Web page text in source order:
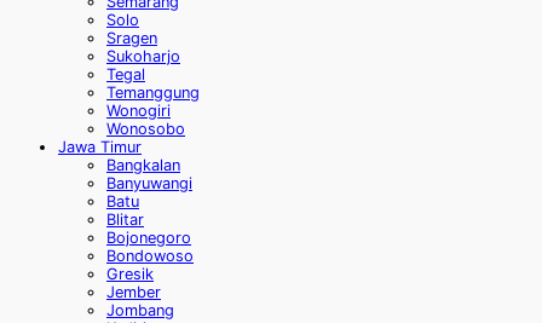
Solo
Sragen
Sukoharjo
Tegal
Temanggung
Wonogiri
Wonosobo
Jawa Timur
Bangkalan
Banyuwangi
Batu
Blitar
Bojonegoro
Bondowoso
Gresik
Jember
Jombang